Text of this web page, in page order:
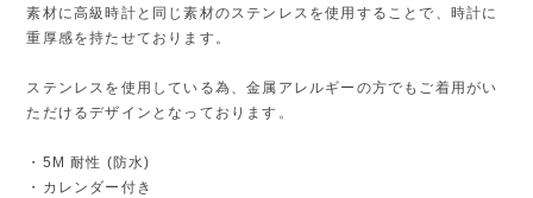
素材に高級時計と同じ素材のステンレスを使用することで、時計に
重厚感を持たせております。
ステンレスを使用している為、金属アレルギーの方でもご着用がい
ただけるデザインとなっております。
・5M 耐性 (防水)
・カレンダー付き